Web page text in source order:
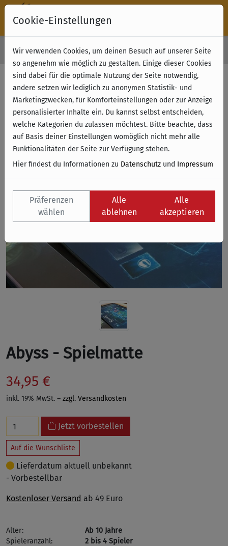
Kostenloser Versand & Retoure ab 49 € (innerhalb Deutschlands)
Abyss - Spielmatte
34,95 €
inkl. 19% MwSt. – zzgl. Versandkosten
Jetzt vorbestellen
Auf die Wunschliste
Lieferdatum aktuell unbekannt
- Vorbestellbar
Kostenloser Versand ab 49 Euro
Alter:
Ab 10 Jahre
Spieleranzahl:
2 bis 4 Spieler
Cookie-Einstellungen
Wir verwenden Cookies, um deinen Besuch auf unserer Seite
so angenehm wie möglich zu gestalten. Einige dieser Cookies
sind dabei für die optimale Nutzung der Seite notwendig,
andere setzen wir lediglich zu anonymen Statistik- und
Marketingzwecken, für Komforteinstellungen oder zur Anzeige
personalisierter Inhalte ein. Du kannst selbst entscheiden,
welche Kategorien du zulassen möchtest. Bitte beachte, dass
auf Basis deiner Einstellungen womöglich nicht mehr alle
Funktionalitäten der Seite zur Verfügung stehen.
Hier findest du Informationen zu Datenschutz und Impressum
Präferenzen
wählen
Alle
ablehnen
Alle
akzeptieren